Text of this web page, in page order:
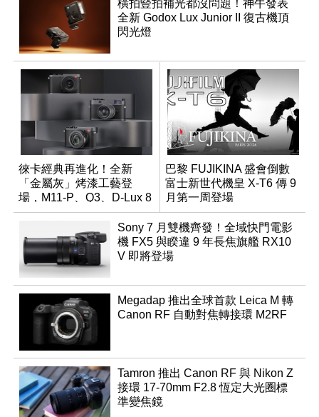
橫拍豎拍補光都沒問題！神牛發表
全新 Godox Lux Junior II 復古機頂
閃光燈
徠卡經典再進化！全新
「金屬灰」烤漆工藝登
場，M11-P、Q3、D-Lux 8
領銜換裝
巴黎 FUJIKINA 盛會倒數
富士新世代機皇 X-T6 傳 9
月第一周登場
Sony 7 月雙機齊發！全域快門電影
機 FX5 與睽違 9 年長焦旗艦 RX10
V 即將登場
Megadap 推出全球首款 Leica M 轉
Canon RF 自動對焦轉接環 M2RF
Tamron 推出 Canon RF 與 Nikon Z
接環 17-70mm F2.8 恆定大光圈標
準變焦鏡